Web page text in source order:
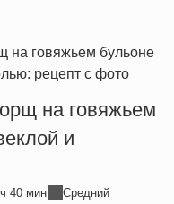
на говяжьем
и
40 мин Средний